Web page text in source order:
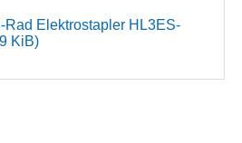
Rad Elektrostapler HL3ES-
KiB)